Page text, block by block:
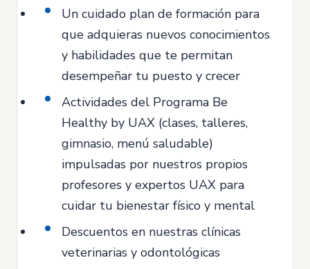
Un cuidado plan de formación para
que adquieras nuevos conocimientos
y habilidades que te permitan
desempeñar tu puesto y crecer
Actividades del Programa Be
Healthy by UAX (clases, talleres,
gimnasio, menú saludable)
impulsadas por nuestros propios
profesores y expertos UAX para
cuidar tu bienestar físico y mental
Descuentos en nuestras clínicas
veterinarias y odontológicas